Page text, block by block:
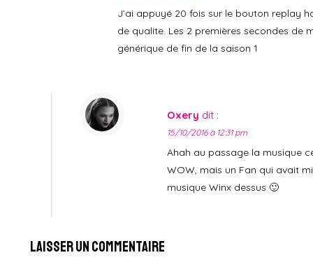
J’ai appuyé 20 fois sur le bouton replay
de qualite. Les 2 premières secondes de
générique de fin de la saison 1
Oxery dit :
15/10/2016 à 12:31 pm
Ahah au passage la musique
WOW, mais un Fan qui avait
musique Winx dessus 🙂
Laisser un commentaire